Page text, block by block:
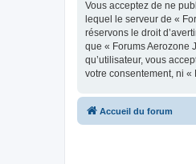
Vous acceptez de ne
lequel le serveur de «
réservons le droit
que « Forums Aerozone
qu’utilisateur, vous
votre consentement, ni «
Accueil du forum